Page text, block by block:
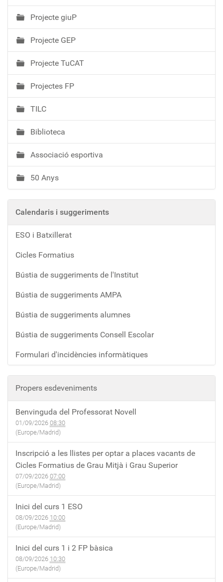
Projecte giuP
Projecte GEP
Projecte TuCAT
Projectes FP
TILC
Biblioteca
Associació esportiva
50 Anys
Calendaris i suggeriments
ESO i Batxillerat
Cicles Formatius
Bústia de suggeriments de l'Institut
Bústia de suggeriments AMPA
Bústia de suggeriments alumnes
Bústia de suggeriments Consell Escolar
Formulari d'incidències informàtiques
Propers esdeveniments
Benvinguda del Professorat Novell
01/09/2026 08:30
(Europe/Madrid)
Inscripció a les llistes per optar a places vacants de
Cicles Formatius de Grau Mitjà i Grau Superior
07/09/2026 07:00
(Europe/Madrid)
Inici del curs 1 ESO
08/09/2026 10:00
(Europe/Madrid)
Inici del curs 1 i 2 FP bàsica
08/09/2026 10:30
(Europe/Madrid)